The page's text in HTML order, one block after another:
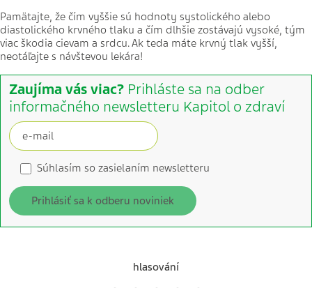
Pamätajte, že čím vyššie sú hodnoty systolického alebo
diastolického krvného tlaku a čím dlhšie zostávajú vysoké, tým
viac škodia cievam a srdcu. Ak teda máte krvný tlak vyšší,
neotáľajte s návštevou lekára!
Zaujíma vás viac? Prihláste sa na odber
informačného newsletteru Kapitol o zdraví
Súhlasím so zasielaním newsletteru
Prihlásiť sa k odberu noviniek
hlasování